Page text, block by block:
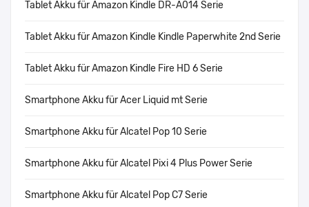
Tablet Akku für Amazon Kindle DR-A014 Serie
Tablet Akku für Amazon Kindle Kindle Paperwhite 2nd Serie
Tablet Akku für Amazon Kindle Fire HD 6 Serie
Smartphone Akku für Acer Liquid mt Serie
Smartphone Akku für Alcatel Pop 10 Serie
Smartphone Akku für Alcatel Pixi 4 Plus Power Serie
Smartphone Akku für Alcatel Pop C7 Serie